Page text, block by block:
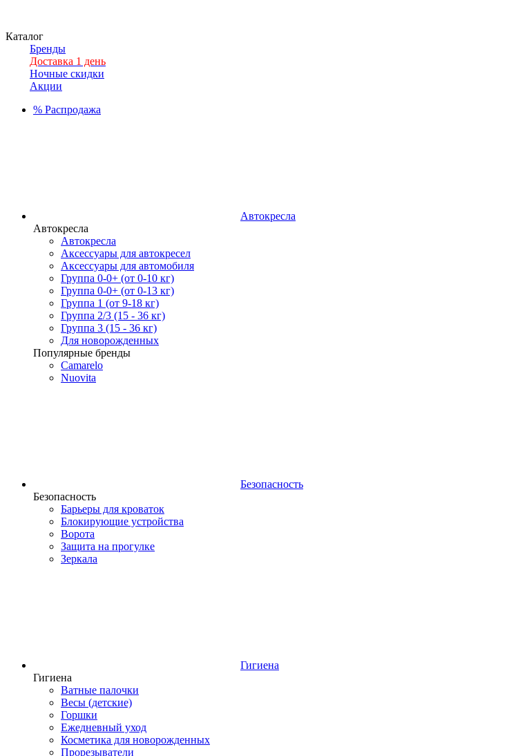
Каталог
Бренды
Доставка 1 день
Ночные скидки
Акции
% Распродажа
Автокресла
Автокресла
Автокресла
Аксессуары для автокресел
Аксессуары для автомобиля
Группа 0-0+ (от 0-10 кг)
Группа 0-0+ (от 0-13 кг)
Группа 1 (от 9-18 кг)
Группа 2/3 (15 - 36 кг)
Группа 3 (15 - 36 кг)
Для новорожденных
Популярные бренды
Camarelo
Nuovita
Безопасность
Безопасность
Барьеры для кроваток
Блокирующие устройства
Ворота
Защита на прогулке
Зеркала
Гигиена
Гигиена
Ватные палочки
Весы (детские)
Горшки
Ежедневный уход
Косметика для новорожденных
Прорезыватели